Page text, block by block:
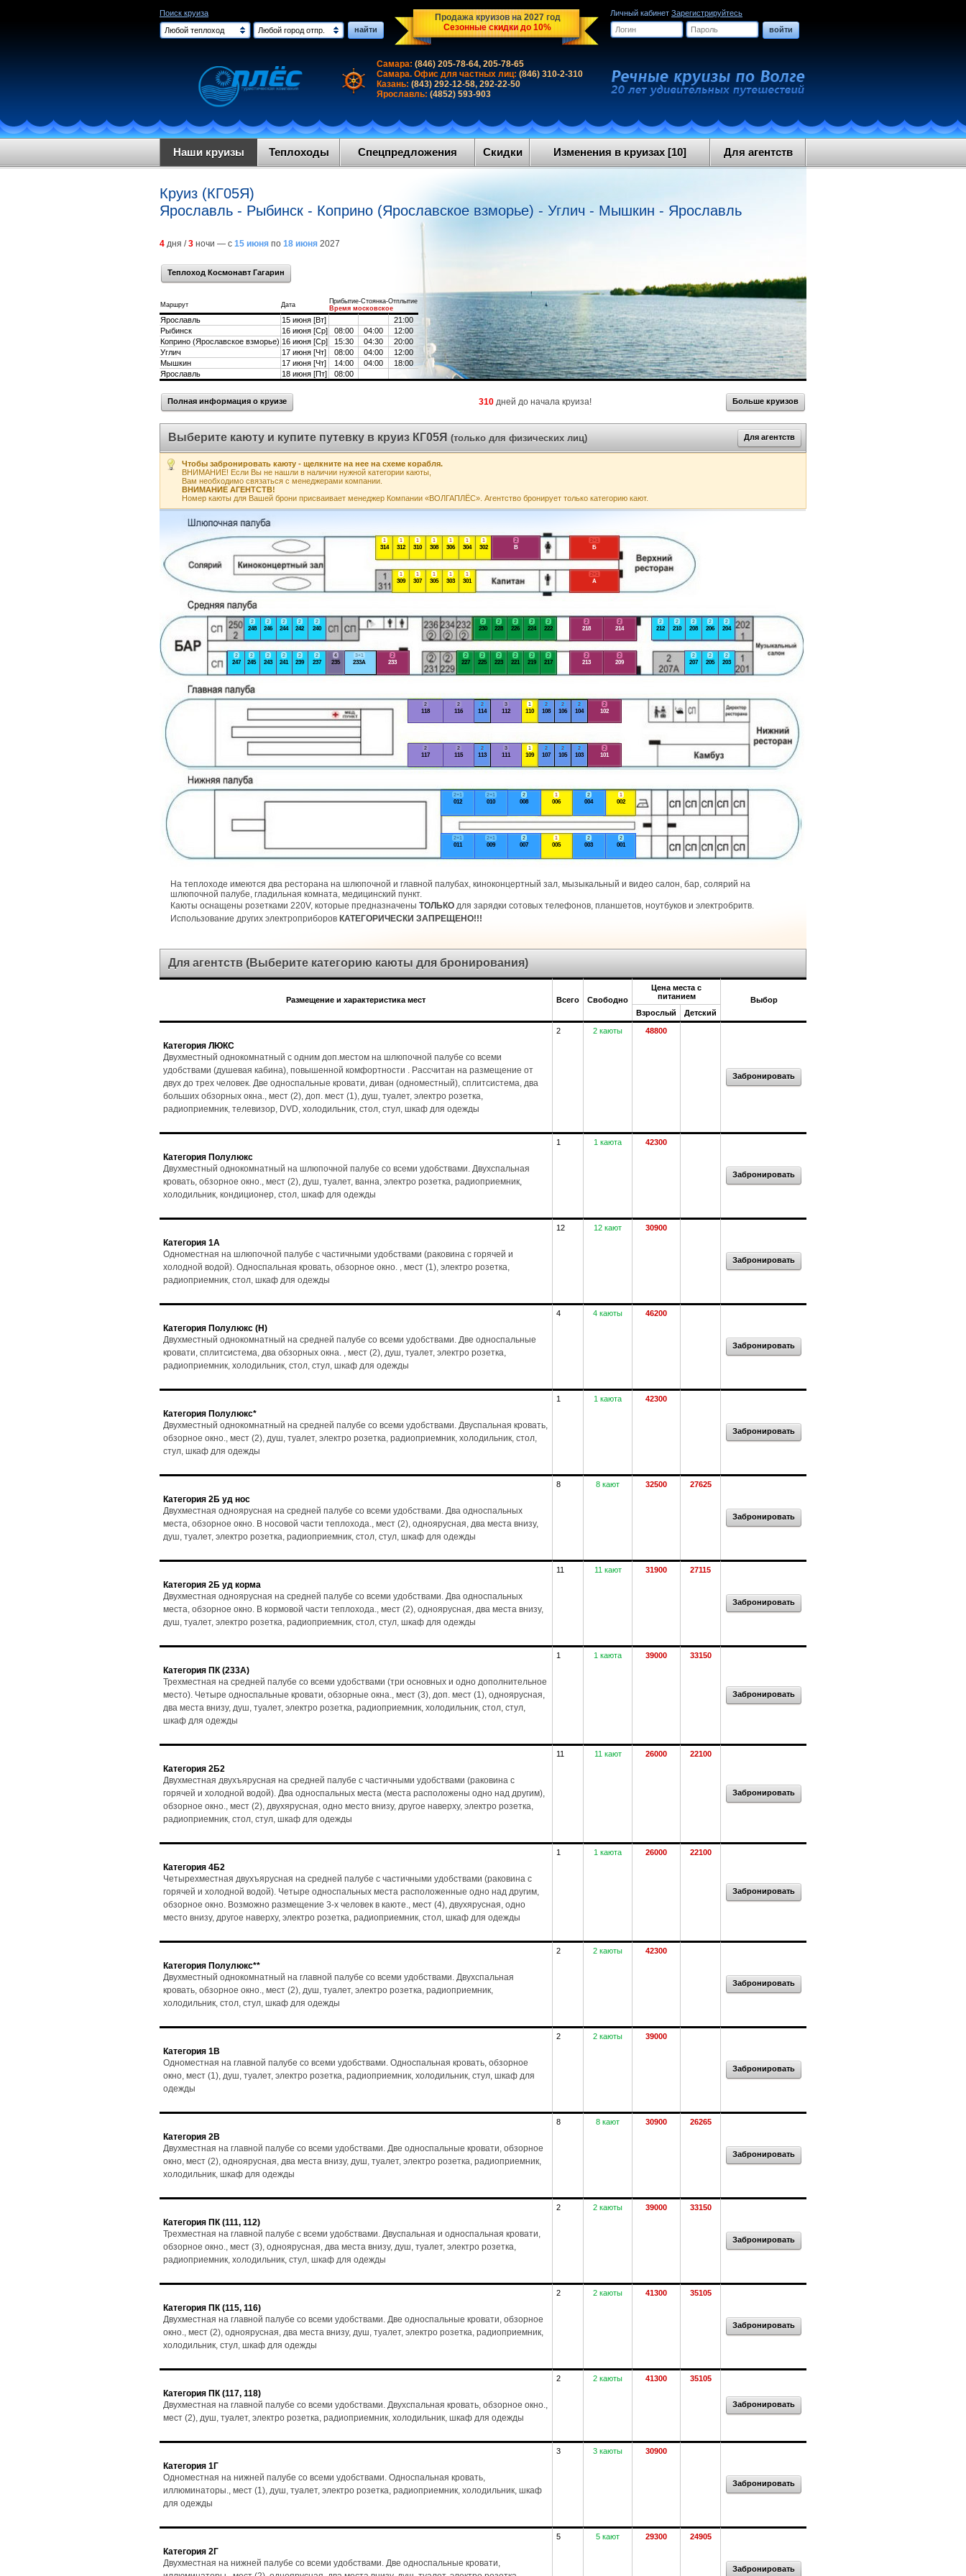
Поиск круиза
Любой теплоход
Любой город отпр. найти
Продажа круизов на 2027 год
Сезонные скидки до 10%
Личный кабинет Зарегистрируйтесь
войти
Самара: (846) 205-78-64, 205-78-65
Самара. Офис для частных лиц: (846) 310-2-310
Казань: (843) 292-12-58, 292-22-50
Ярославль: (4852) 593-903
Наши круизы Теплоходы Спецпредложения Скидки Изменения в круизах [10] Для агентств
Круиз (КГ05Я)
Ярославль - Рыбинск - Коприно (Ярославское взморье) - Углич - Мышкин - Ярославль
4 дня /3 ночи — с 15 июня по 18 июня 2027
Теплоход Космонавт Гагарин
Маршрут Дата
Прибытие-Стоянка-Отплытие
Время московское
Ярославль 15 июня [Вт]
21:00
Рыбинск
16 июня [Ср] 08:00 04:00
12:00
Коприно (Ярославское взморье) 16 июня [Ср] 15:30 04:30
20:00
Углич
17 июня [Чт] 08:00 04:00
12:00
Мышкин
17 июня [Чт] 14:00 04:00
18:00
Ярославль
18 июня [Пт] 08:00
Полная информация о круизе 310дней до начала круиза! Больше круизов
Выберите каюту и купите путевку в круиз КГ05Я (только для физических лиц) Для агентств
Чтобы забронировать каюту - щелкните на нее на схеме корабля.
ВНИМАНИЕ! Если Вы не нашли в наличии нужной категории каюты,
Вам необходимо связаться с менеджерами компании.
ВНИМАНИЕ АГЕНТСТВ!
Номер каюты для Вашей брони присваивает менеджер Компании «ВОЛГАПЛЁС». Агентство бронирует только категорию кают.
2
001
1
002
2
003
2
004
1
005
1
006
2
007
2
008
2+1
009
2+1
010
2+1
011
2+1
012
2
101
2
102
2
103
2
104
2
105
2
106
2
107
2
108
1
109
1
110
3
111
3
112
2
113
2
114
2
115
2
116
2
117
2
118
2
203
2
204
2
205
2
206
2
207
2
208
2
209
2
210
2
212
2
213
2
214
2
217
2
218
2
219
2
221
2
222
2
223
2
224
2
225
2
226
2
227
2
228
2
230
2
233
3+1
233А
4
235
2
237
2
239
2
240
2
241
2
242
2
243
2
244
2
245
2
246
2
247
2
248
1
301
1
302
1
303
1
304
1
305
1
306
1
307
1
308
1
309
1
310
1
312
1
314
2+1
А
2+1
Б
2
В
На теплоходе имеются два ресторана на шлюпочной и главной палубах, киноконцертный зал, мызыкальный и видео салон, бар, солярий на
шлюпочной палубе, гладильная комната, медицинский пункт.
Каюты оснащены розетками 220V, которые предназначены ТОЛЬКО для зарядки сотовых телефонов, планшетов, ноутбуков и электробритв.
Использование других электроприборов КАТЕГОРИЧЕСКИ ЗАПРЕЩЕНО!!!
Для агентств (Выберите категорию каюты для бронирования)
Размещение и характеристика мест Всего Свободно
Цена места с
питанием
Выбор
Взрослый
Детский
Категория ЛЮКС
Двухместный однокомнатный с одним доп.местом на шлюпочной палубе со всеми
удобствами (душевая кабина), повышенной комфортности . Рассчитан на размещение от
двух до трех человек. Две односпальные кровати, диван (одноместный), сплитсистема, два
больших обзорных окна., мест (2), доп. мест (1), душ, туалет, электро розетка,
радиоприемник, телевизор, DVD, холодильник, стол, стул, шкаф для одежды
2 2 каюты 48800
Забронировать
Категория Полулюкс
Двухместный однокомнатный на шлюпочной палубе со всеми удобствами. Двухспальная
кровать, обзорное окно., мест (2), душ, туалет, ванна, электро розетка, радиоприемник,
холодильник, кондиционер, стол, шкаф для одежды
1 1 каюта 42300
Забронировать
Категория 1А
Одноместная на шлюпочной палубе с частичными удобствами (раковина с горячей и
холодной водой). Односпальная кровать, обзорное окно. , мест (1), электро розетка,
радиоприемник, стол, шкаф для одежды
12 12 кают 30900
Забронировать
Категория Полулюкс (Н)
Двухместный однокомнатный на средней палубе со всеми удобствами. Две односпальные
кровати, сплитсистема, два обзорных окна. , мест (2), душ, туалет, электро розетка,
радиоприемник, холодильник, стол, стул, шкаф для одежды
4 4 каюты 46200
Забронировать
Категория Полулюкс*
Двухместный однокомнатный на средней палубе со всеми удобствами. Двуспальная кровать,
обзорное окно., мест (2), душ, туалет, электро розетка, радиоприемник, холодильник, стол,
стул, шкаф для одежды
1 1 каюта 42300
Забронировать
Категория 2Б уд нос
Двухместная одноярусная на средней палубе со всеми удобствами. Два односпальных
места, обзорное окно. В носовой части теплохода., мест (2), одноярусная, два места внизу,
душ, туалет, электро розетка, радиоприемник, стол, стул, шкаф для одежды
8 8 кают 32500 27625
Забронировать
Категория 2Б уд корма
Двухместная одноярусная на средней палубе со всеми удобствами. Два односпальных
места, обзорное окно. В кормовой части теплохода., мест (2), одноярусная, два места внизу,
душ, туалет, электро розетка, радиоприемник, стол, стул, шкаф для одежды
11 11 кают 31900 27115
Забронировать
Категория ПК (233А)
Трехместная на средней палубе со всеми удобствами (три основных и одно дополнительное
место). Четыре односпальные кровати, обзорные окна., мест (3), доп. мест (1), одноярусная,
два места внизу, душ, туалет, электро розетка, радиоприемник, холодильник, стол, стул,
шкаф для одежды
1 1 каюта 39000 33150
Забронировать
Категория 2Б2
Двухместная двухъярусная на средней палубе с частичными удобствами (раковина с
горячей и холодной водой). Два односпальных места (места расположены одно над другим),
обзорное окно., мест (2), двухярусная, одно место внизу, другое наверху, электро розетка,
радиоприемник, стол, стул, шкаф для одежды
11 11 кают 26000 22100
Забронировать
Категория 4Б2
Четырехместная двухъярусная на средней палубе с частичными удобствами (раковина с
горячей и холодной водой). Четыре односпальных места расположенные одно над другим,
обзорное окно. Возможно размещение 3-х человек в каюте., мест (4), двухярусная, одно
место внизу, другое наверху, электро розетка, радиоприемник, стол, шкаф для одежды
1 1 каюта 26000 22100
Забронировать
Категория Полулюкс**
Двухместный однокомнатный на главной палубе со всеми удобствами. Двухспальная
кровать, обзорное окно., мест (2), душ, туалет, электро розетка, радиоприемник,
холодильник, стол, стул, шкаф для одежды
2 2 каюты 42300
Забронировать
Категория 1В
Одноместная на главной палубе со всеми удобствами. Односпальная кровать, обзорное
окно, мест (1), душ, туалет, электро розетка, радиоприемник, холодильник, стул, шкаф для
одежды
2 2 каюты 39000
Забронировать
Категория 2В
Двухместная на главной палубе со всеми удобствами. Две односпальные кровати, обзорное
окно, мест (2), одноярусная, два места внизу, душ, туалет, электро розетка, радиоприемник,
холодильник, шкаф для одежды
8 8 кают 30900 26265
Забронировать
Категория ПК (111, 112)
Трехместная на главной палубе с всеми удобствами. Двуспальная и односпальная кровати,
обзорное окно., мест (3), одноярусная, два места внизу, душ, туалет, электро розетка,
радиоприемник, холодильник, стул, шкаф для одежды
2 2 каюты 39000 33150
Забронировать
Категория ПК (115, 116)
Двухместная на главной палубе со всеми удобствами. Две односпальные кровати, обзорное
окно., мест (2), одноярусная, два места внизу, душ, туалет, электро розетка, радиоприемник,
холодильник, стул, шкаф для одежды
2 2 каюты 41300 35105
Забронировать
Категория ПК (117, 118)
Двухместная на главной палубе со всеми удобствами. Двухспальная кровать, обзорное окно.,
мест (2), душ, туалет, электро розетка, радиоприемник, холодильник, шкаф для одежды
2 2 каюты 41300 35105
Забронировать
Категория 1Г
Одноместная на нижней палубе со всеми удобствами. Односпальная кровать,
иллюминаторы., мест (1), душ, туалет, электро розетка, радиоприемник, холодильник, шкаф
для одежды
3 3 каюты 30900
Забронировать
Категория 2Г
Двухместная на нижней палубе со всеми удобствами. Две односпальные кровати,
5 5 кают 29300 24905
Забронировать